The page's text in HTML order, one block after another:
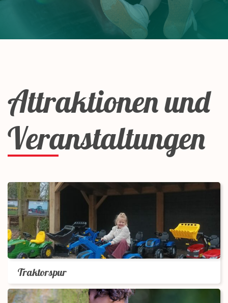
Attraktionen und
Veranstaltungen
Traktorspur